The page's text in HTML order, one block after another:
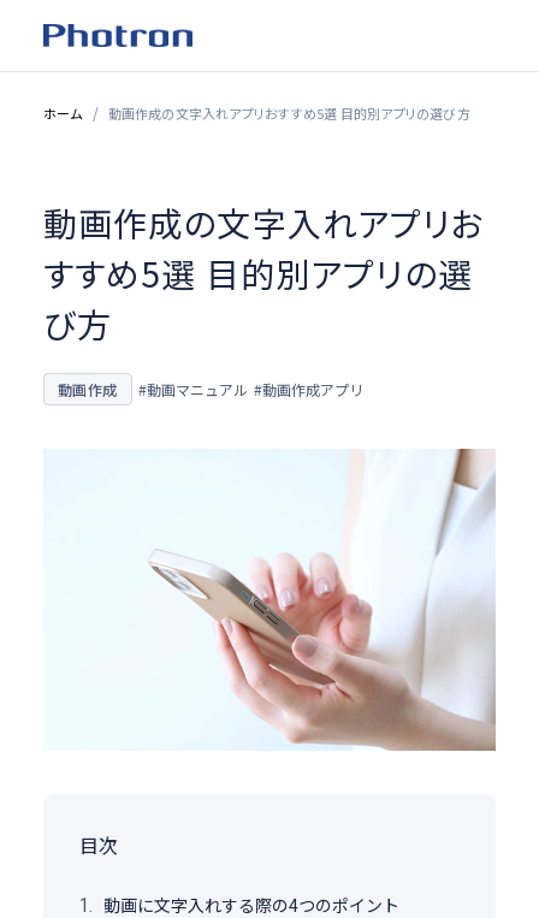
ホーム 動画作成の文字入れアプリおすすめ5選 目的別アプリの選び方
動画作成の文字入れアプリお
すすめ5選 目的別アプリの選
び方
動画作成 #動画マニュアル #動画作成アプリ
目次
1. 動画に文字入れする際の4つのポイント